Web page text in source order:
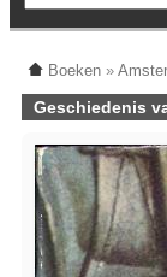
Boeken »
Geschiedenis